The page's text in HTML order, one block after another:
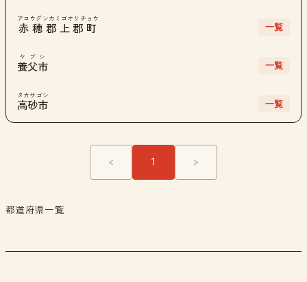
赤穂郡上郡町
アコウグンカミゴオリチョウ
一覧
養父市
ヤブシ
一覧
高砂市
タカサゴシ
一覧
< 1 >
都道府県一覧